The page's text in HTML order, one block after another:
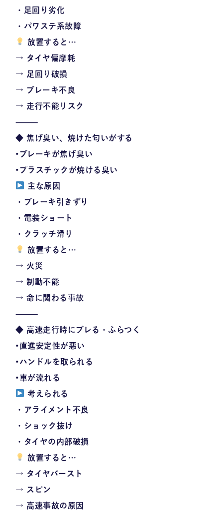
・足回り劣化
・パワステ系故障
放置すると…
→ タイヤ偏摩耗
→ 足回り破損
→ ブレーキ不良
→ 走行不能リスク
⸻
◆ 焦げ臭い、焼けた匂いがする
•ブレーキが焦げ臭い
•プラスチックが焼ける臭い
主な原因
・ブレーキ引きずり
・電装ショート
・クラッチ滑り
放置すると…
→ 火災
→ 制動不能
→命に関わる事故
⸻
◆ 高速走行時にブレる・ふらつく
•直進安定性が悪い
•ハンドルを取られる
•車が流れる
考えられる
・アライメント不良
・ショック抜け
・タイヤの内部破損
放置すると…
→ タイヤバースト
→ スピン
→ 高速事故の原因